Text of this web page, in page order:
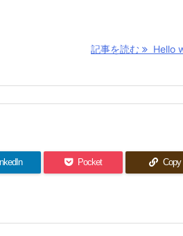
記事を読む Hello
Pocket Copy